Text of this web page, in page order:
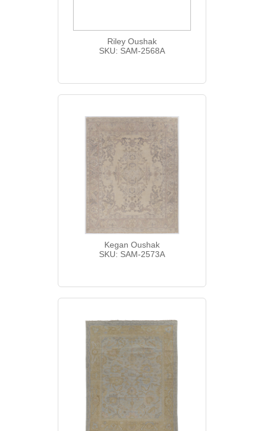
Riley Oushak
SKU: SAM-2568A
Kegan Oushak
SKU: SAM-2573A